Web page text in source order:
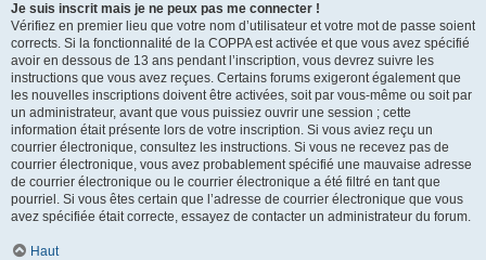
Je suis inscrit mais je ne peux pas me connecter !
Vérifiez en premier lieu que votre nom d’utilisateur et votre mot de passe soient
corrects. Si la fonctionnalité de la COPPA est activée et que vous avez spécifié
avoir en dessous de 13 ans pendant l’inscription, vous devrez suivre les
instructions que vous avez reçues. Certains forums exigeront également que
les nouvelles inscriptions doivent être activées, soit par vous-même ou soit par
un administrateur, avant que vous puissiez ouvrir une session ; cette
information était présente lors de votre inscription. Si vous aviez reçu un
courrier électronique, consultez les instructions. Si vous ne recevez pas de
courrier électronique, vous avez probablement spécifié une mauvaise adresse
de courrier électronique ou le courrier électronique a été filtré en tant que
pourriel. Si vous êtes certain que l’adresse de courrier électronique que vous
avez spécifiée était correcte, essayez de contacter un administrateur du forum.
Haut